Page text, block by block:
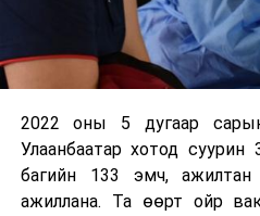
2022 оны 5 дугаар
Улаанбаатар хотод
багийн 133 эмч, ажилтан
ажиллана. Та өөрт ойр